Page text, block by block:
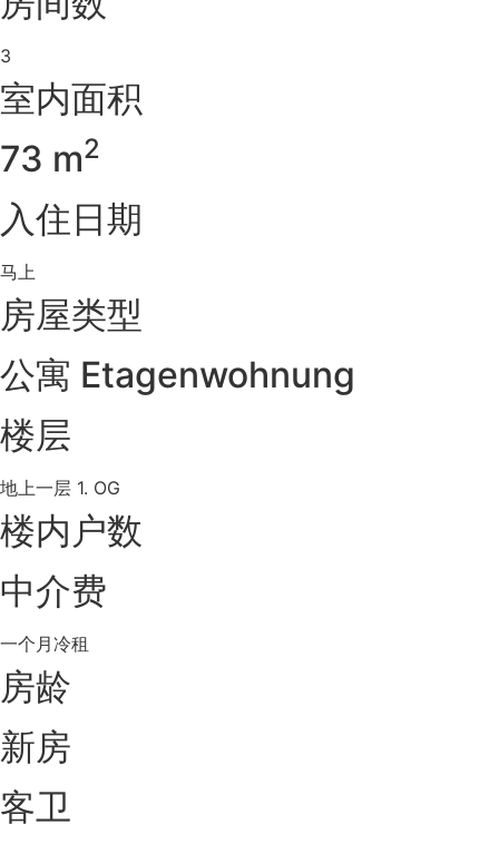
3
室内面积
73 m2
入住日期
马上
房屋类型
公寓 Etagenwohnung
楼层
地上一层 1. OG
楼内户数
中介费
一个月冷租
房龄
新房
客卫